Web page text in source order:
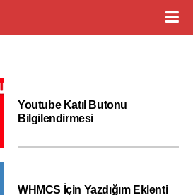
Youtube Katıl Butonu
Bilgilendirmesi
WHMCS İçin Yazdığım Eklenti